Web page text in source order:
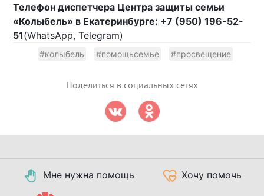
Телефон диспетчера Центра защиты семьи
«Колыбель» в Екатеринбурге: +7 (950) 196-52-
51(WhatsApp, Telegram)
#колыбель #помощьсемье #просвещение
Поделиться в социальных сетях
Мне нужна помощь Хочу помочь